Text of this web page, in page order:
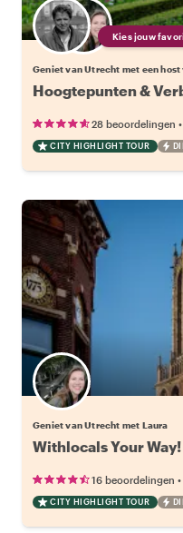
Kies jouw
Geniet van Utrecht met een host
Hoogtepunten &
28 beoordelingen •
CITY HIGHLIGHT TOUR
Geniet van Utrecht met Laura
Withlocals Your
16 beoordelingen •
CITY HIGHLIGHT TOUR